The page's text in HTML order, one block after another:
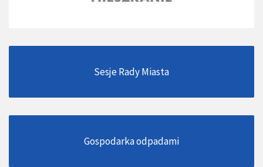
Sesje Rady Miasta
Gospodarka odpadami